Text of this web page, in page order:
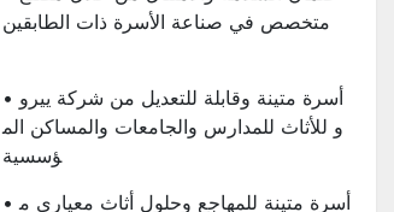
متخصص في صناعة الأسرة ذات الطابقين
• أسرة متينة وقابلة للتعديل من شركة ييرو
و للأثاث للمدارس والجامعات والمساكن الم
ؤسسية
• أسرة متينة للمهاجع وحلول أثاث معياري م